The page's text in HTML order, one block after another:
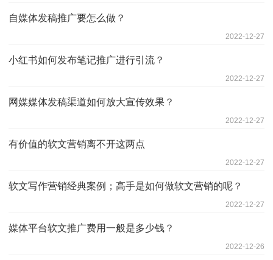
自媒体发稿推广要怎么做？
2022-12-27
小红书如何发布笔记推广进行引流？
2022-12-27
网媒媒体发稿渠道如何放大宣传效果？
2022-12-27
有价值的软文营销离不开这两点
2022-12-27
软文写作营销经典案例；高手是如何做软文营销的呢？
2022-12-27
媒体平台软文推广费用一般是多少钱？
2022-12-26